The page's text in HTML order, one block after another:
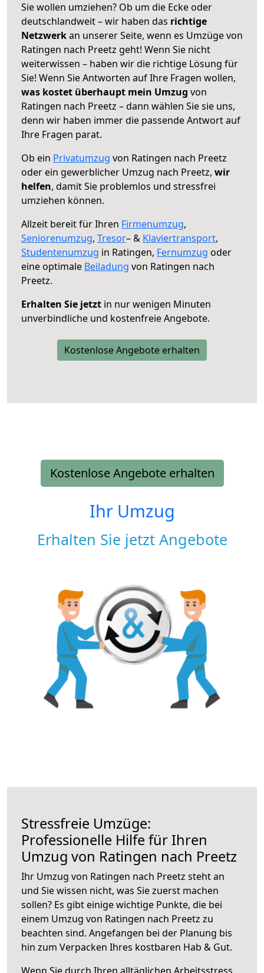
Sie wollen umziehen? Ob um die Ecke oder
deutschlandweit – wir haben das richtige
Netzwerkan unserer Seite, wenn es Umzüge von
Ratingen nach Preetz geht! Wenn Sie nicht
weiterwissen – haben wir die richtige Lösung für
Sie! Wenn Sie Antworten auf Ihre Fragen wollen,
was kostet überhaupt mein Umzug von
Ratingen nach Preetz – dann wählen Sie sie uns,
denn wir haben immer die passende Antwort auf
Ihre Fragen parat.
Ob ein Privatumzug von Ratingen nach Preetz
oder ein gewerblicher Umzug nach Preetz, wir
helfen, damit Sie problemlos und stressfrei
umziehen können.
Allzeit bereit für Ihren Firmenumzug,
Seniorenumzug, Tresor– & Klaviertransport,
Studentenumzug in Ratingen, Fernumzug oder
eine optimale Beiladung von Ratingen nach
Preetz.
Erhalten Sie jetzt in nur wenigen Minuten
unverbindliche und kostenfreie Angebote.
Kostenlose Angebote erhalten
Kostenlose Angebote erhalten
Ihr Umzug
Erhalten Sie jetzt Angebote
Stressfreie Umzüge:
Professionelle Hilfe für Ihren
Umzug von Ratingen nach Preetz
Ihr Umzug von Ratingen nach Preetz steht an
und Sie wissen nicht, was Sie zuerst machen
sollen? Es gibt einige wichtige Punkte, die bei
einem Umzug von Ratingen nach Preetz zu
beachten sind. Angefangen bei der Planung bis
hin zum Verpacken Ihres kostbaren Hab & Gut.